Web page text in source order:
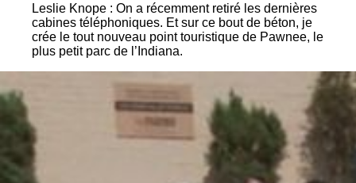
Leslie Knope : On a récemment retiré les dernières
cabines téléphoniques. Et sur ce bout de béton, je
crée le tout nouveau point touristique de Pawnee, le
plus petit parc de l’Indiana.